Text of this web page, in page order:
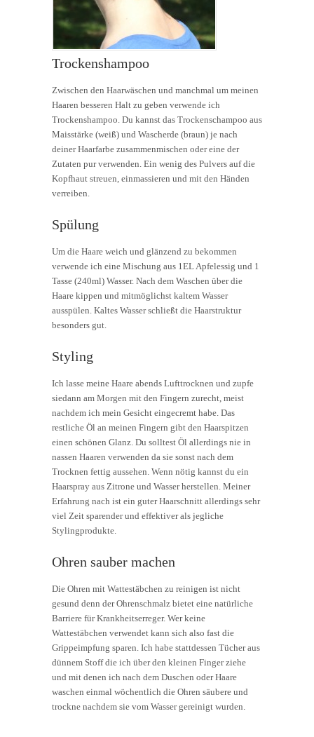
Trockenshampoo
Zwischen den Haarwäschen und manchmal um meinen
Haaren besseren Halt zu geben verwende ich
Trockenshampoo. Du kannst das Trockenschampoo aus
Maisstärke (weiß) und Wascherde (braun) je nach
deiner Haarfarbe zusammenmischen oder eine der
Zutaten pur verwenden. Ein wenig des Pulvers auf die
Kopfhaut streuen, einmassieren und mit den Händen
verreiben.
Spülung
Um die Haare weich und glänzend zu bekommen
verwende ich eine Mischung aus 1EL Apfelessig und 1
Tasse (240ml) Wasser. Nach dem Waschen über die
Haare kippen und mitmöglichst kaltem Wasser
ausspülen. Kaltes Wasser schließt die Haarstruktur
besonders gut.
Styling
Ich lasse meine Haare abends Lufttrocknen und zupfe
siedann am Morgen mit den Fingern zurecht, meist
nachdem ich mein Gesicht eingecremt habe. Das
restliche Öl an meinen Fingern gibt den Haarspitzen
einen schönen Glanz. Du solltest Öl allerdings nie in
nassen Haaren verwenden da sie sonst nach dem
Trocknen fettig aussehen. Wenn nötig kannst du ein
Haarspray aus Zitrone und Wasser herstellen. Meiner
Erfahrung nach ist ein guter Haarschnitt allerdings sehr
viel Zeit sparender und effektiver als jegliche
Stylingprodukte.
Ohren sauber machen
Die Ohren mit Wattestäbchen zu reinigen ist nicht
gesund denn der Ohrenschmalz bietet eine natürliche
Barriere für Krankheitserreger. Wer keine
Wattestäbchen verwendet kann sich also fast die
Grippeimpfung sparen. Ich habe stattdessen Tücher aus
dünnem Stoff die ich über den kleinen Finger ziehe
und mit denen ich nach dem Duschen oder Haare
waschen einmal wöchentlich die Ohren säubere und
trockne nachdem sie vom Wasser gereinigt wurden.